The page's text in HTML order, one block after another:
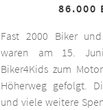
86.000
Fast 2000 Biker
waren am 15.
Biker4Kids zum
Höherweg gefolgt.
und viele weitere